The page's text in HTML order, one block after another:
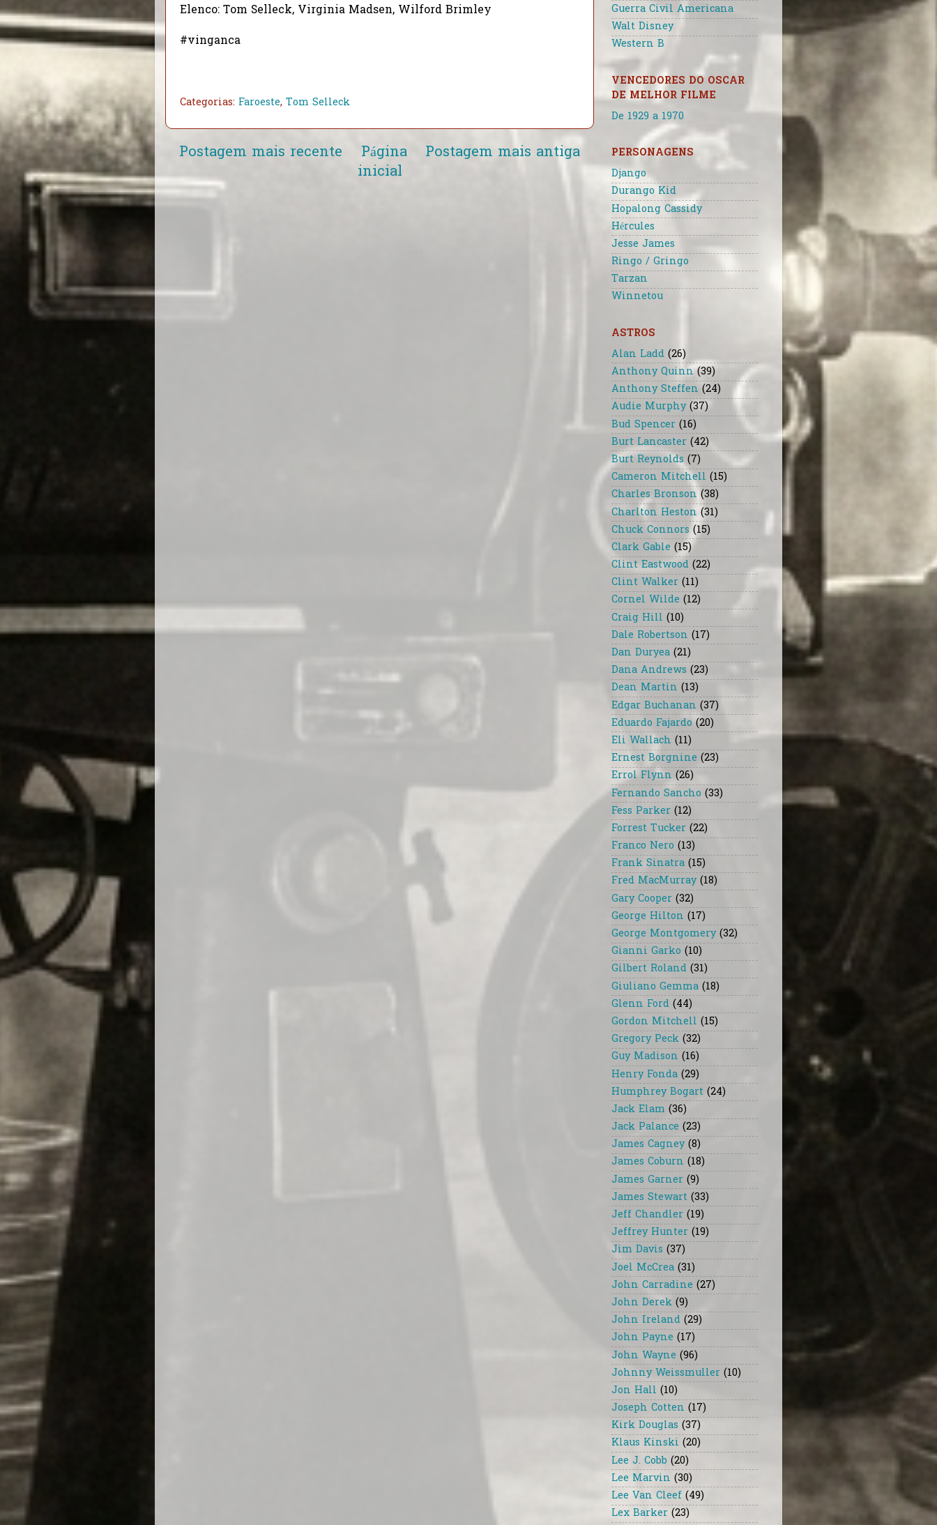
Elenco: Tom Selleck, Virginia Madsen, Wilford Brimley
#vinganca
Categorias: Faroeste, Tom Selleck
Postagem mais recente Postagem mais antiga
Página
inicial
Guerra Civil Americana
Walt Disney
Western B
VENCEDORES DO OSCAR
DE MELHOR FILME
De 1929 a 1970
PERSONAGENS
Django
Durango Kid
Hopalong Cassidy
Hércules
Jesse James
Ringo / Gringo
Tarzan
Winnetou
ASTROS
Alan Ladd (26)
Anthony Quinn (39)
Anthony Steffen (24)
Audie Murphy (37)
Bud Spencer (16)
Burt Lancaster (42)
Burt Reynolds (7)
Cameron Mitchell (15)
Charles Bronson (38)
Charlton Heston (31)
Chuck Connors (15)
Clark Gable (15)
Clint Eastwood (22)
Clint Walker (11)
Cornel Wilde (12)
Craig Hill (10)
Dale Robertson (17)
Dan Duryea (21)
Dana Andrews (23)
Dean Martin (13)
Edgar Buchanan (37)
Eduardo Fajardo (20)
Eli Wallach (11)
Ernest Borgnine (23)
Errol Flynn (26)
Fernando Sancho (33)
Fess Parker (12)
Forrest Tucker (22)
Franco Nero (13)
Frank Sinatra (15)
Fred MacMurray (18)
Gary Cooper (32)
George Hilton (17)
George Montgomery (32)
Gianni Garko (10)
Gilbert Roland (31)
Giuliano Gemma (18)
Glenn Ford (44)
Gordon Mitchell (15)
Gregory Peck (32)
Guy Madison (16)
Henry Fonda (29)
Humphrey Bogart (24)
Jack Elam (36)
Jack Palance (23)
James Cagney (8)
James Coburn (18)
James Garner (9)
James Stewart (33)
Jeff Chandler (19)
Jeffrey Hunter (19)
Jim Davis (37)
Joel McCrea (31)
John Carradine (27)
John Derek (9)
John Ireland (29)
John Payne (17)
John Wayne (96)
Johnny Weissmuller (10)
Jon Hall (10)
Joseph Cotten (17)
Kirk Douglas (37)
Klaus Kinski (20)
Lee J. Cobb (20)
Lee Marvin (30)
Lee Van Cleef (49)
Lex Barker (23)